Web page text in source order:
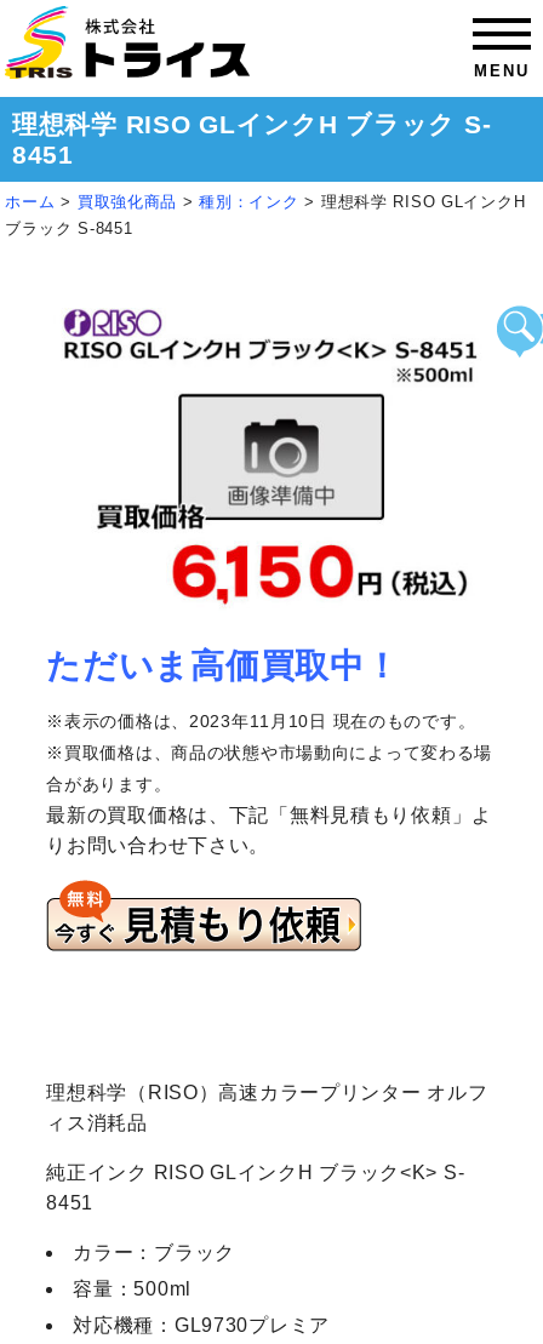
MENU
理想科学 RISO GLインクH ブラック S-
8451
ホーム > 買取強化商品 >種別：インク > 理想科学 RISO GLインクH
ブラック S-8451
ただいま高価買取中！
※表示の価格は、2023年11月10日 現在のものです。
※買取価格は、商品の状態や市場動向によって変わる場
合があります。
最新の買取価格は、下記「無料見積もり依頼」よ
りお問い合わせ下さい。
理想科学（RISO）高速カラープリンター オルフ
ィス消耗品
純正インク RISO GLインクH ブラック<K> S-
8451
カラー：ブラック
容量：500ml
対応機種：GL9730プレミア